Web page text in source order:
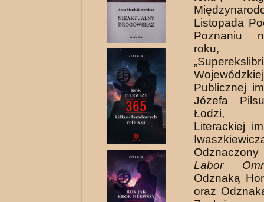
Listopada
Poznaniu
roku,
Publicznej
Józefa
Łodzi,
Literackiej
Labor
Odznaką
oraz